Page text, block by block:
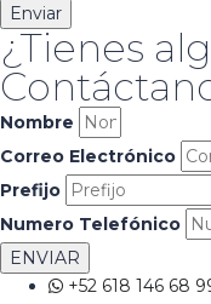
Enviar
¿Tienes
Nombre
Correo Electrónico
Prefijo
Numero Telefónico
ENVIAR
+52 618 146 68